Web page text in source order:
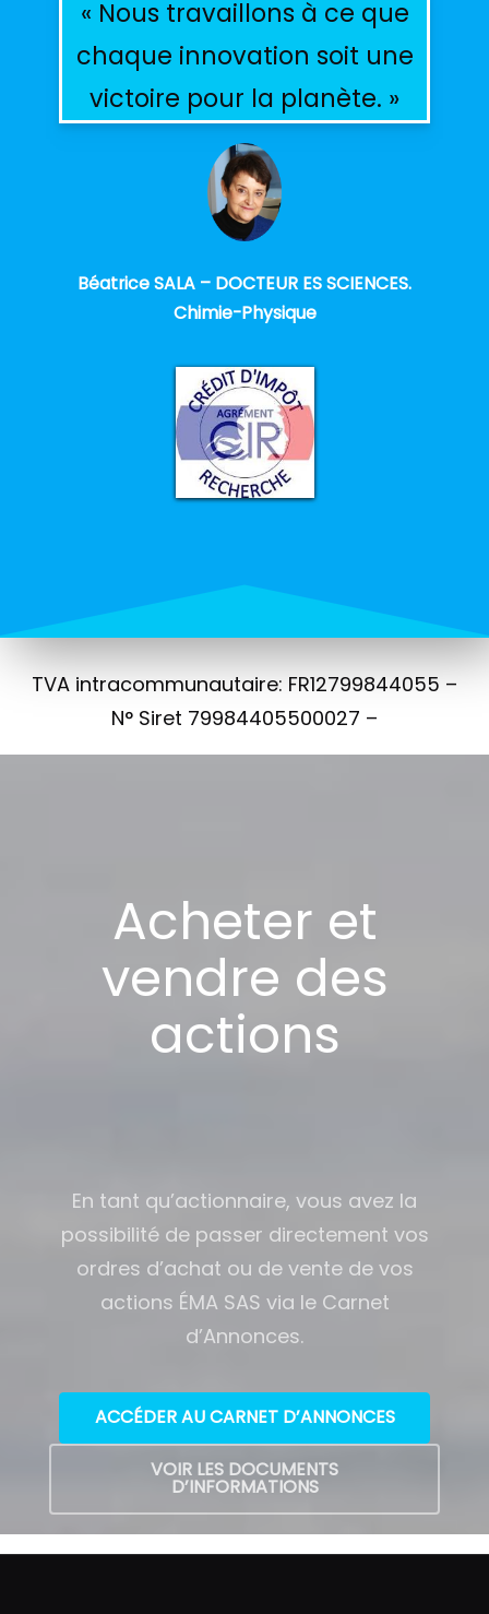
« Nous travaillons à ce que
chaque innovation soit une
victoire pour la planète. »
Béatrice SALA – DOCTEUR ES SCIENCES.
Chimie-Physique
TVA intracommunautaire: FR12799844055 –
N° Siret 79984405500027 –
Acheter et
vendre des
actions
En tant qu’actionnaire, vous avez la
possibilité de passer directement vos
ordres d’achat ou de vente de vos
actions ÉMA SAS via le Carnet
d’Annonces.
ACCÉDER AU CARNET D’ANNONCES
VOIR LES DOCUMENTS
D’INFORMATIONS